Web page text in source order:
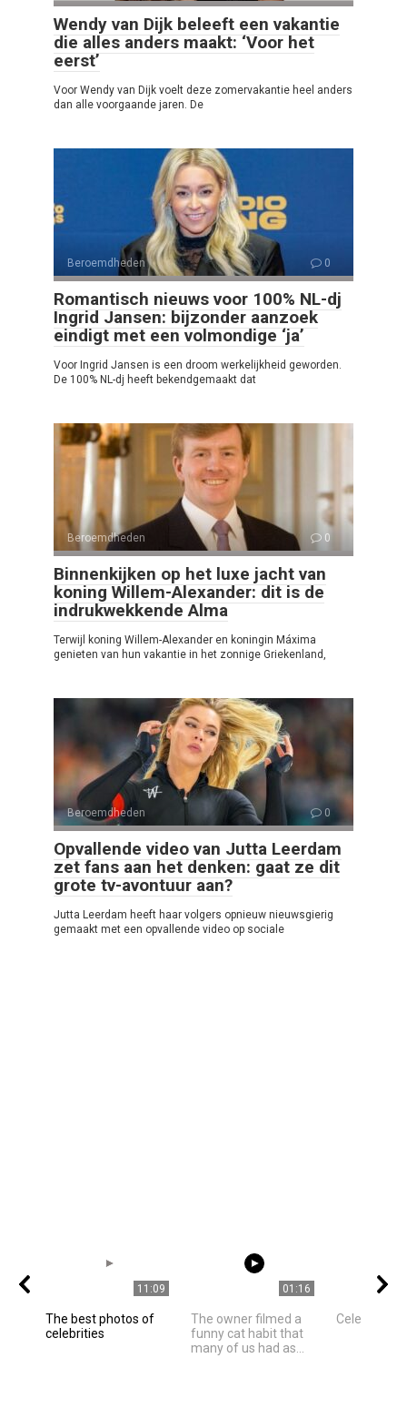
Wendy van Dijk beleeft een vakantie
die alles anders maakt: ‘Voor het
eerst’
Voor Wendy van Dijk voelt deze zomervakantie heel anders
dan alle voorgaande jaren. De
Beroemdheden 0
Romantisch nieuws voor 100% NL-dj
Ingrid Jansen: bijzonder aanzoek
eindigt met een volmondige ‘ja’
Voor Ingrid Jansen is een droom werkelijkheid geworden.
De 100% NL-dj heeft bekendgemaakt dat
Beroemdheden 0
Binnenkijken op het luxe jacht van
koning Willem-Alexander: dit is de
indrukwekkende Alma
Terwijl koning Willem-Alexander en koningin Máxima
genieten van hun vakantie in het zonnige Griekenland,
Beroemdheden 0
Opvallende video van Jutta Leerdam
zet fans aan het denken: gaat ze dit
grote tv-avontuur aan?
Jutta Leerdam heeft haar volgers opnieuw nieuwsgierig
gemaakt met een opvallende video op sociale
11:09
The best photos of
celebrities
01:16
The owner filmed a
funny cat habit that
many of us had as...
Celebrities